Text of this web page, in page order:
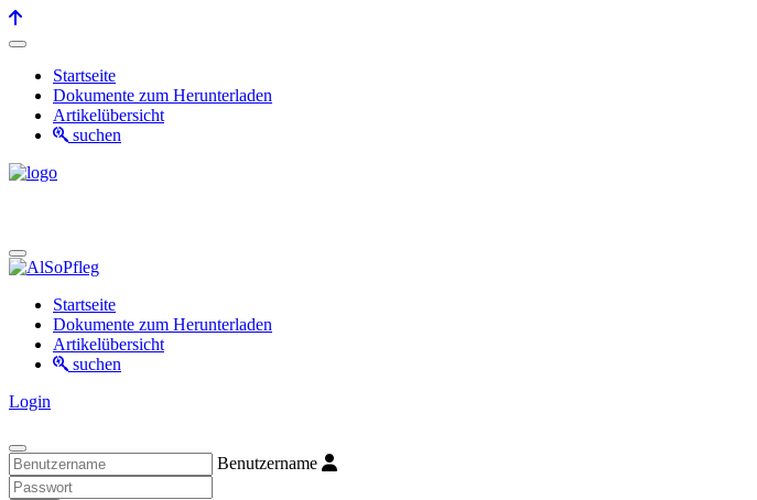
Startseite
Dokumente zum Herunterladen
Artikelübersicht
suchen
Startseite
Dokumente zum Herunterladen
Artikelübersicht
suchen
Login
Benutzername